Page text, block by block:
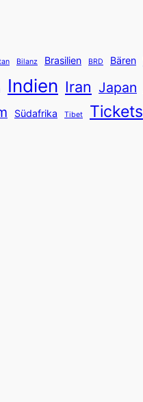
Bilanz Brasilien BRD Bären
Indien Iran Japan
Südafrika Tibet Tickets